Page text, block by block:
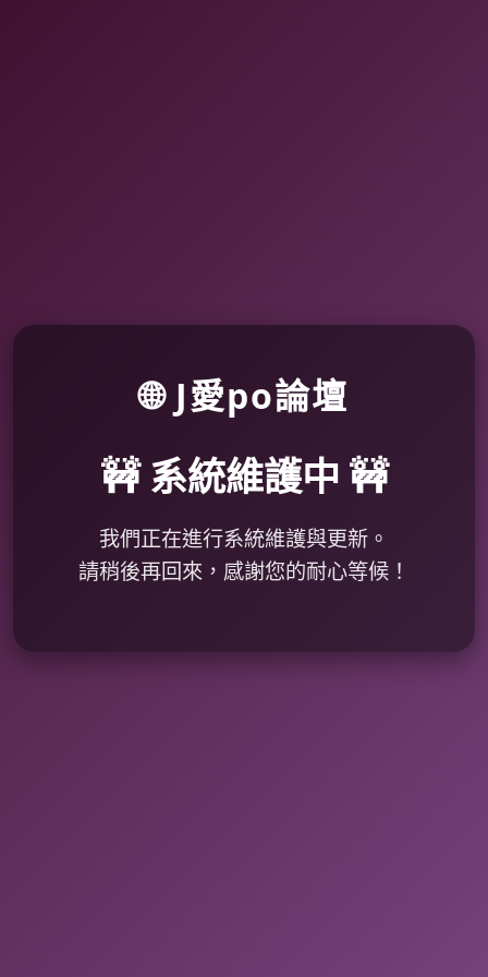
🌐 J愛po論壇
🚧 系統維護中 🚧
我們正在進行系統維護與更新。
請稍後再回來，感謝您的耐心等候！